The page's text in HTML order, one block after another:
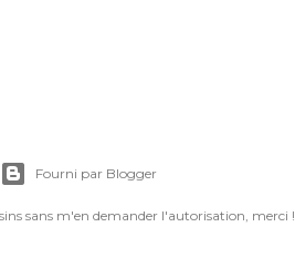
Fourni par Blogger
sans m'en demander l'autorisation, merci !